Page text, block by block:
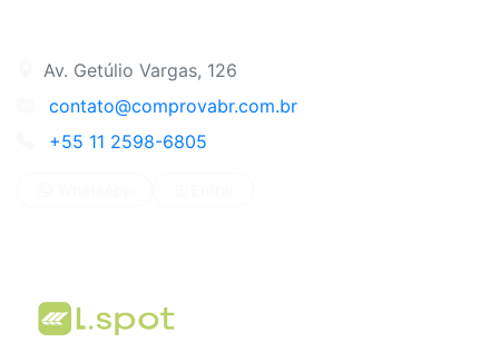
Av. Getúlio Vargas, 126
contato@comprovabr.com.br
+55 11 2598-6805